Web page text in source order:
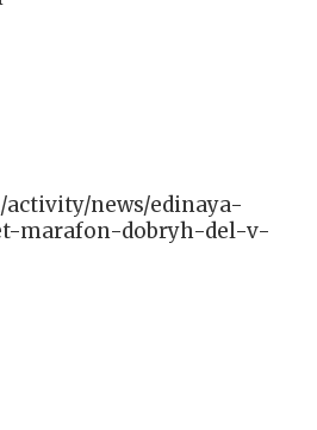
news/edinaya-
marafon-dobryh-del-v-